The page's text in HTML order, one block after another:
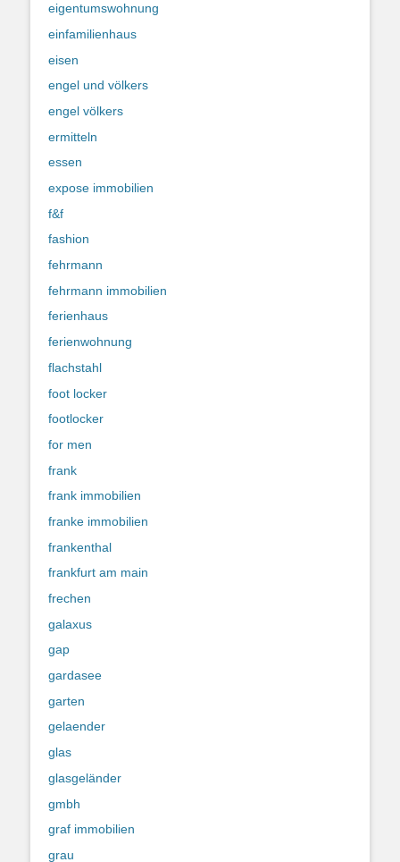
eigentumswohnung
einfamilienhaus
eisen
engel und völkers
engel völkers
ermitteln
essen
expose immobilien
f&f
fashion
fehrmann
fehrmann immobilien
ferienhaus
ferienwohnung
flachstahl
foot locker
footlocker
for men
frank
frank immobilien
franke immobilien
frankenthal
frankfurt am main
frechen
galaxus
gap
gardasee
garten
gelaender
glas
glasgeländer
gmbh
graf immobilien
grau